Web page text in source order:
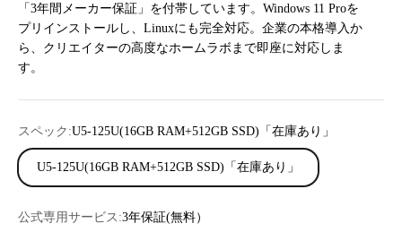
「3年間メーカー保証」を付帯しています。Windows 11 Proを
プリインストールし、Linuxにも完全対応。企業の本格導入か
ら、クリエイターの高度なホームラボまで即座に対応しま
す。
スペック:U5-125U(16GB RAM+512GB SSD)「在庫あり」
U5-125U(16GB RAM+512GB SSD)「在庫あり」
公式専用サービス:3年保証(無料）